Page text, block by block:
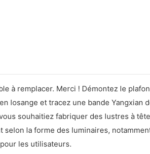
à remplacer. Merci ! Démontez le
losange et tracez une bande Yangxian
souhaitiez fabriquer des lustres à
la forme des luminaires,
les utilisateurs.